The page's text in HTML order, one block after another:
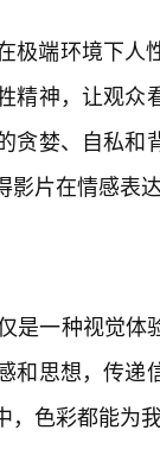
极端环境下人
精神，让观众
贪婪、自私和
影片在情感表
是一种视觉体
和思想，传递
色彩都能为